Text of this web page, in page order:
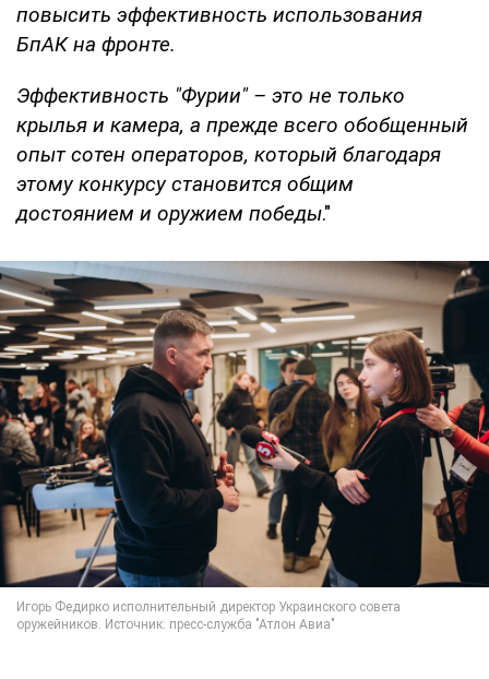
повысить эффективность использования
БпАК на фронте.
Эффективность "Фурии" – это не только
крылья и камера, а прежде всего обобщенный
опыт сотен операторов, который благодаря
этому конкурсу становится общим
достоянием и оружием победы."